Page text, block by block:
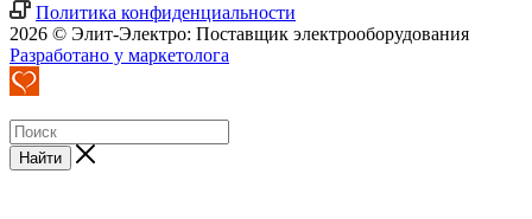
Политика конфиденциальности
2026 © Элит-Электро: Поставщик электрооборудования
Разработано у маркетолога
Найти